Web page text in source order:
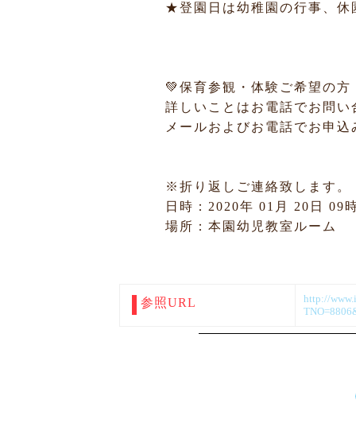
★登園日は幼稚園の行事、休
💚保育参観・体験ご希望の方
詳しいことはお電話でお問い
メールおよびお電話でお申込
※折り返しご連絡致します。
日時：2020年 01月 20日 09
場所：本園幼児教室ルーム
参照URL
http://